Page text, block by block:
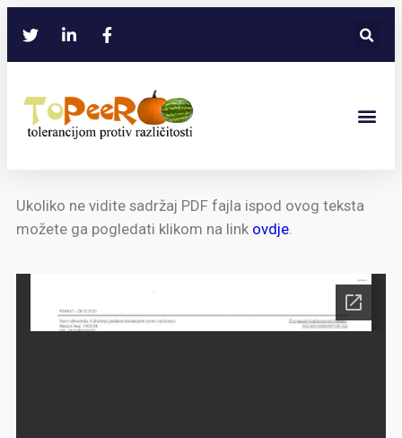
Ukoliko ne vidite sadržaj PDF fajla ispod ovog teksta
možete ga pogledati klikom na link ovdje